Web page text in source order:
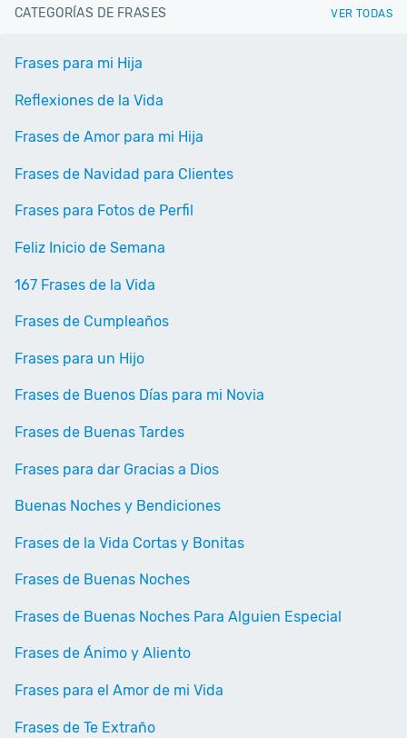
CATEGORÍAS DE FRASES VER TODAS
Frases para mi Hija
Reflexiones de la Vida
Frases de Amor para mi Hija
Frases de Navidad para Clientes
Frases para Fotos de Perfil
Feliz Inicio de Semana
167 Frases de la Vida
Frases de Cumpleaños
Frases para un Hijo
Frases de Buenos Días para mi Novia
Frases de Buenas Tardes
Frases para dar Gracias a Dios
Buenas Noches y Bendiciones
Frases de la Vida Cortas y Bonitas
Frases de Buenas Noches
Frases de Buenas Noches Para Alguien Especial
Frases de Ánimo y Aliento
Frases para el Amor de mi Vida
Frases de Te Extraño